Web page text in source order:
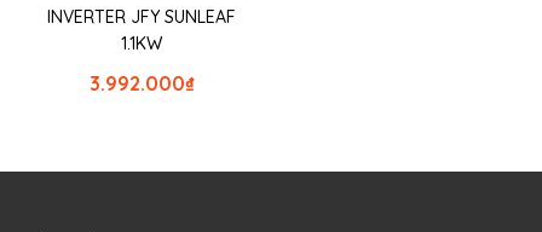
INVERTER JFY SUNLEAF
1.1KW
₫
3.992.000